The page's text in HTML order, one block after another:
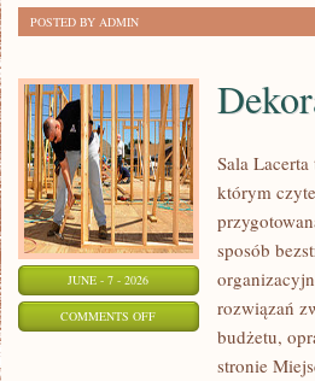
POSTED BY ADMIN
JUNE - 7 - 2026
COMMENTS OFFON
DEKORACJE
Sala
którym
sposób
rozwiązań
budżetu,
stronie